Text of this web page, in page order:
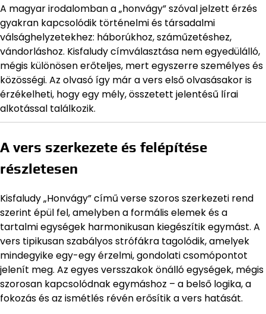
A magyar irodalomban a „honvágy” szóval jelzett érzés
gyakran kapcsolódik történelmi és társadalmi
válsághelyzetekhez: háborúkhoz, száműzetéshez,
vándorláshoz. Kisfaludy címválasztása nem egyedülálló,
mégis különösen erőteljes, mert egyszerre személyes és
közösségi. Az olvasó így már a vers első olvasásakor is
érzékelheti, hogy egy mély, összetett jelentésű lírai
alkotással találkozik.
A vers szerkezete és felépítése
részletesen
Kisfaludy „Honvágy” című verse szoros szerkezeti rend
szerint épül fel, amelyben a formális elemek és a
tartalmi egységek harmonikusan kiegészítik egymást. A
vers tipikusan szabályos strófákra tagolódik, amelyek
mindegyike egy-egy érzelmi, gondolati csomópontot
jelenít meg. Az egyes versszakok önálló egységek, mégis
szorosan kapcsolódnak egymáshoz – a belső logika, a
fokozás és az ismétlés révén erősítik a vers hatását.